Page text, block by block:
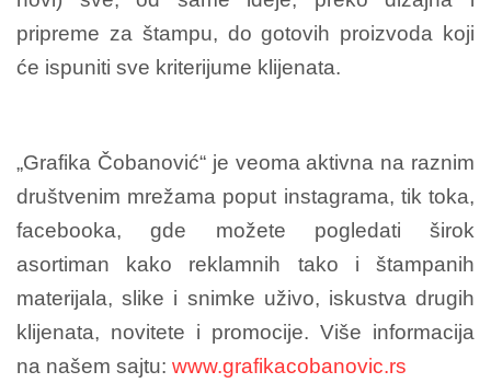
pripreme za štampu, do gotovih proizvoda koji
će ispuniti sve kriterijume klijenata.
„Grafika Čobanović“ je veoma aktivna na raznim
društvenim mrežama poput instagrama, tik toka,
facebooka, gde možete pogledati širok
asortiman kako reklamnih tako i štampanih
materijala, slike i snimke uživo, iskustva drugih
klijenata, novitete i promocije. Više informacija
na našem sajtu: www.grafikacobanovic.rs